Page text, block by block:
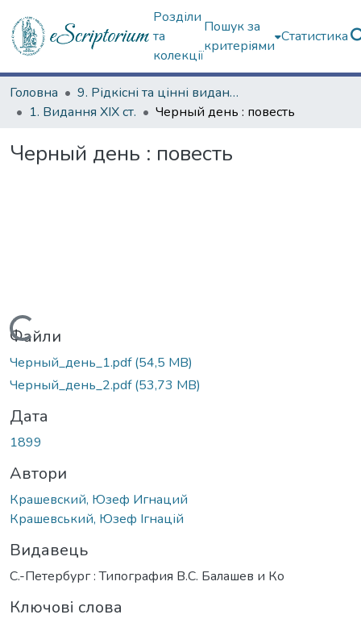
Розділи
та
колекції
Пошук за
критеріями
Статистика
Головна
9. Рідкісні та цінні видання
1. Видання ХІХ ст.
Черный день : повесть
Черный день : повесть
Вантажиться...
Файли
Черный_день_1.pdf(54,5 MB)
Черный_день_2.pdf(53,73 MB)
Дата
1899
Автори
Крашевский, Юзеф Игнаций
Крашевський, Юзеф Ігнацій
Видавець
С.-Петербург : Типография В.С. Балашев и Ко
Ключові слова